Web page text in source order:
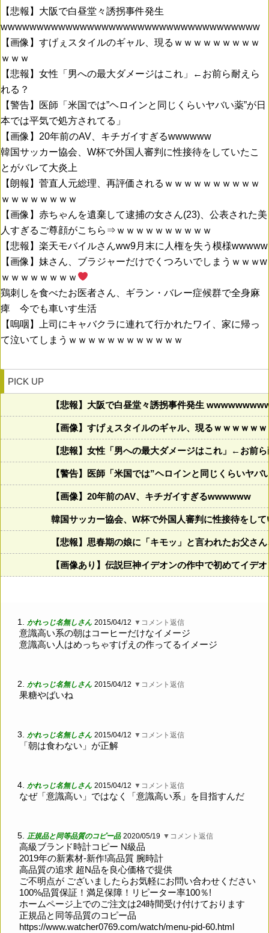
【悲報】大阪で白昼堂々誘拐事件発生
wwwwwwwwwwwwwwwwwwwwwwwwwwwwwwwwwwww
【画像】すげぇスタイルのギャル、現るｗｗｗｗｗｗｗｗｗ
ｗｗｗ
【悲報】女性「男への最大ダメージはこれ」←お前ら耐えら
れる？
【警告】医師「米国では”ヘロインと同じくらいヤバい薬”が日
本では平気で処方されてる」
【画像】20年前のAV、キチガイすぎるwwwwww
韓国サッカー協会、W杯で外国人審判に性接待をしていたこ
とがバレて大炎上
【朗報】菅直人元総理、再評価されるｗｗｗｗｗｗｗｗｗｗ
ｗｗｗｗｗｗｗｗ
【画像】赤ちゃんを遺棄して逮捕の女さん(23)、公表された美
人すぎるご尊顔がこちら⇒ｗｗｗｗｗｗｗｗｗｗ
【悲報】楽天モバイルさんww9月末に人権を失う模様wwwww
【画像】妹さん、ブラジャーだけでくつろいでしまうｗｗｗw
ｗｗｗｗｗｗｗｗ
鶏刺しを食べたお医者さん、ギラン・バレー症候群で全身麻
痺 今でも車いす生活
【嗚咽】上司にキャバクラに連れて行かれたワイ、家に帰っ
て泣いてしまうｗｗｗｗｗｗｗｗｗｗｗｗ
PICK UP
【悲報】大阪で白昼堂々誘拐事件発生
【画像】すげぇスタイルのギャル、現るｗｗｗｗｗ
【悲報】女性「男への最大ダメージはこれ」←お前
【警告】医師「米国では”ヘロインと同じくらいヤ
【画像】20年前のAV、キチガイすぎるwwwwww
韓国サッカー協会、W杯で外国人審判に性接待をし
【悲報】思春期の娘に「キモッ」と言われたお父さ
【画像あり】伝説巨神イデオンの作中で初めてイ
1. かれっじ名無しさん 2015/04/12 ▼コメント返信
意識高い系の朝はコーヒーだけなイメージ
意識高い人はめっちゃすげえの作ってるイメージ
2. かれっじ名無しさん 2015/04/12 ▼コメント返信
果糖やばいね
3. かれっじ名無しさん 2015/04/12 ▼コメント返信
「朝は食わない」が正解
4. かれっじ名無しさん 2015/04/12 ▼コメント返信
なぜ「意識高い」ではなく「意識高い系」を目指すんだ
5. 正規品と同等品質のコピー品 2020/05/19 ▼コメント返信
高級ブランド時計コピー N級品
2019年の新素材-新作!高品質 腕時計
高品質の追求 超N品を良心価格で提供
ご不明点が ございましたらお気軽にお問い合わせください
100%品質保証！満足保障！リピーター率100％!
ホームページ上でのご注文は24時間受け付けております
正規品と同等品質のコピー品
https://www.watcher0769.com/watch/menu-pid-60.html